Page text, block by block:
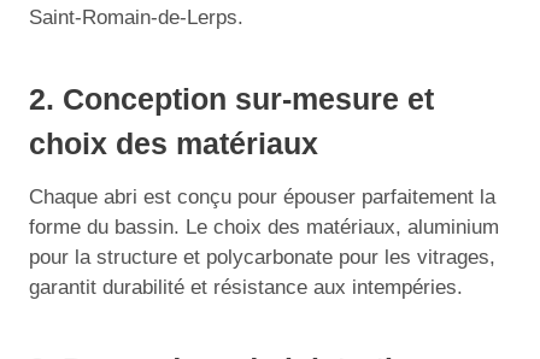
Saint-Romain-de-Lerps.
2. Conception sur-mesure et
choix des matériaux
Chaque abri est conçu pour épouser parfaitement la
forme du bassin. Le choix des matériaux, aluminium
pour la structure et polycarbonate pour les vitrages,
garantit durabilité et résistance aux intempéries.